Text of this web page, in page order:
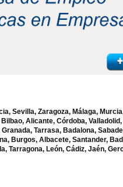
Sevilla, Zaragoza, Málaga,
Alicante, Córdoba, Valladolid,
Tarrasa, Badalona,
Burgos, Albacete, Santander,
Tarragona, León, Cádiz, Jaén,